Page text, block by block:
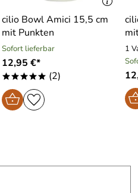
cilio Bowl Amici 15,5 cm
mit Punkten
Sofort lieferbar
12,95 €*
***** (2)
1